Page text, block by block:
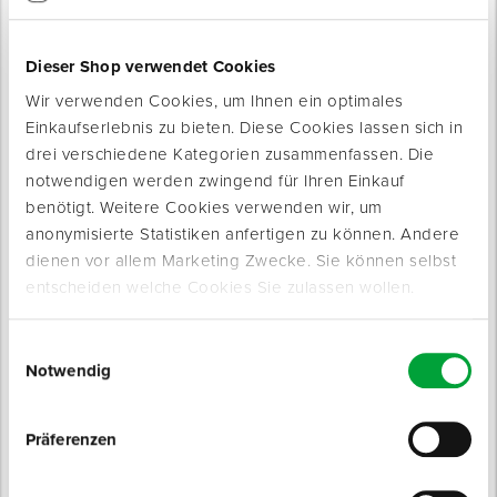
Dieser Shop verwendet Cookies
Wir verwenden Cookies, um Ihnen ein optimales
Einkaufserlebnis zu bieten. Diese Cookies lassen sich in
drei verschiedene Kategorien zusammenfassen. Die
notwendigen werden zwingend für Ihren Einkauf
benötigt. Weitere Cookies verwenden wir, um
anonymisierte Statistiken anfertigen zu können. Andere
dienen vor allem Marketing Zwecke. Sie können selbst
entscheiden welche Cookies Sie zulassen wollen.
Notwendig
Präferenzen
Produkte werden geladen ...
Produktbeschreibung